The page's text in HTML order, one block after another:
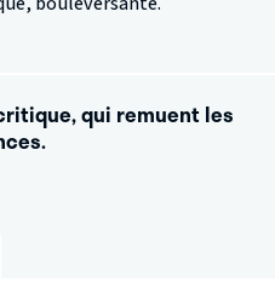
qui remuent les